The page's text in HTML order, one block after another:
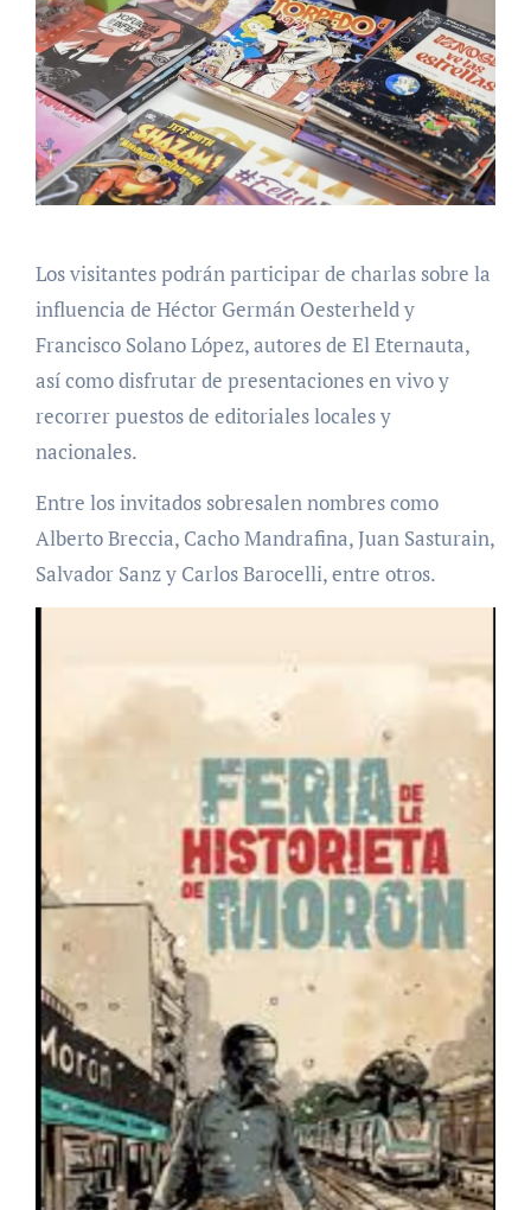
Los visitantes podrán participar de charlas sobre la
influencia de Héctor Germán Oesterheld y
Francisco Solano López, autores de El Eternauta,
así como disfrutar de presentaciones en vivo y
recorrer puestos de editoriales locales y
nacionales.
Entre los invitados sobresalen nombres como
Alberto Breccia, Cacho Mandrafina, Juan Sasturain,
Salvador Sanz y Carlos Barocelli, entre otros.